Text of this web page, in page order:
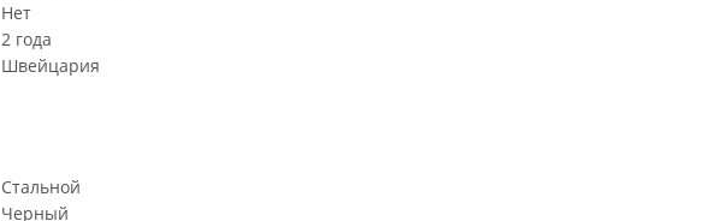
Нет
2 года
Швейцария
Стальной
Черный